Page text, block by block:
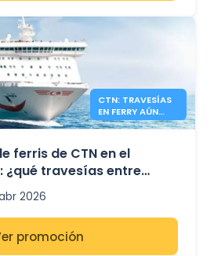
CTN: TRAVESÍAS
EN FERRY AÚN
DISPONIBLES
ferris de CTN en el
¿qué travesías entre
Italia aún tienen plazas
2026
promoción